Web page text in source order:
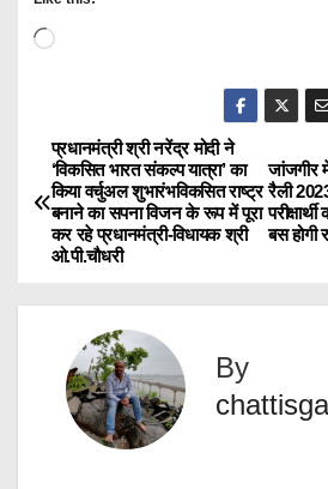
L
i
n
g
P
o
t
जांजगीर
रैली
बस होगी
प्रधानमंत्री श्री नरेंद्र मोदी ने
‘विकसित भारत संकल्प यात्रा’ का
किया वर्चुअल शुभारंभविकसित राष्ट्र
बनाने का सपना विजन के रूप में पूरा
कर रहे प्रधानमंत्री-विधायक श्री
ओ.पी.चौधरी
By